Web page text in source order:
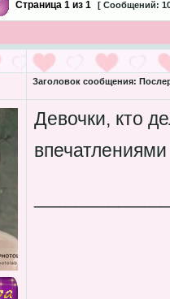
Страница 1из 1 [ Сообщений:
Заголовок сообщения:
Девочки, кто